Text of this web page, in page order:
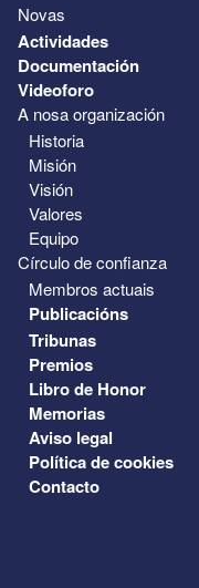
Novas
Actividades
Documentación
Videoforo
A nosa organización
Historia
Misión
Visión
Valores
Equipo
Círculo de confianza
Membros actuais
Publicacións
Tribunas
Premios
Libro de Honor
Memorias
Aviso legal
Política de cookies
Contacto